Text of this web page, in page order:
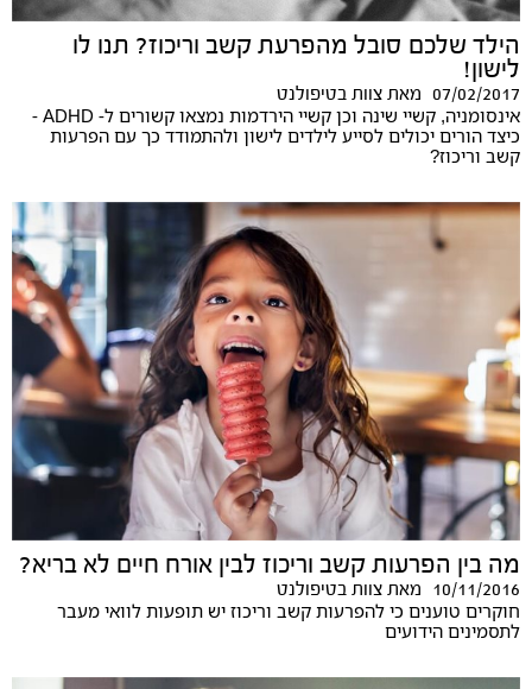
הילד שלכם סובל מהפרעת קשב וריכוז? תנו לו
לישון!
07/02/2017 מאת צוות בטיפולנט
אינסומניה, קשיי שינה וכן קשיי הירדמות נמצאו קשורים ל- ADHD -
כיצד הורים יכולים לסייע לילדים לישון ולהתמודד כך עם הפרעות
קשב וריכוז?
מה בין הפרעות קשב וריכוז לבין אורח חיים לא בריא?
10/11/2016 מאת צוות בטיפולנט
חוקרים טוענים כי להפרעות קשב וריכוז יש תופעות לוואי מעבר
לתסמינים הידועים